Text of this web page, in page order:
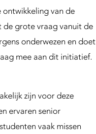
van de
de grote vraag vanuit de
onderwezen en doet
mee aan dit initiatief.
zijn voor deze
ervaren senior
vaak missen